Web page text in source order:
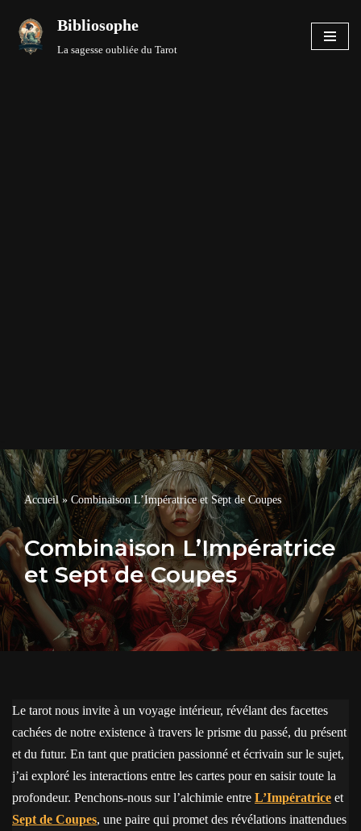
Aller
Bibliosophe
La sagesse oubliée du Tarot
Accueil»Combinaison L’Impératrice et Sept de Coupes
Combinaison L’Impératrice
et Sept de Coupes
Le tarot nous invite à un voyage intérieur, révélant des facettes
cachées de notre existence à travers le prisme du passé, du présent
et du futur. En tant que praticien passionné et écrivain sur le sujet,
j’ai exploré les interactions entre les cartes pour en saisir toute la
profondeur. Penchons-nous sur l’alchimie entre L’Impératrice et
Sept de Coupes, une paire qui promet des révélations inattendues